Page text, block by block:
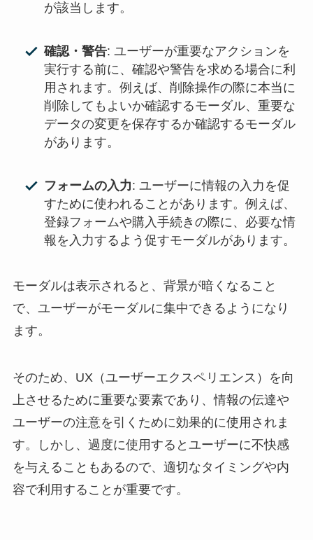
が該当します。
確認・警告: ユーザーが重要なアクションを
実行する前に、確認や警告を求める場合に利
用されます。例えば、削除操作の際に本当に
削除してもよいか確認するモーダル、重要な
データの変更を保存するか確認するモーダル
があります。
フォームの入力: ユーザーに情報の入力を促
すために使われることがあります。例えば、
登録フォームや購入手続きの際に、必要な情
報を入力するよう促すモーダルがあります。
モーダルは表示されると、背景が暗くなること
で、ユーザーがモーダルに集中できるようになり
ます。
そのため、UX（ユーザーエクスペリエンス）を向
上させるために重要な要素であり、情報の伝達や
ユーザーの注意を引くために効果的に使用されま
す。しかし、過度に使用するとユーザーに不快感
を与えることもあるので、適切なタイミングや内
容で利用することが重要です。